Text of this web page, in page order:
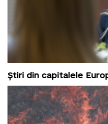
Știri din capitalele